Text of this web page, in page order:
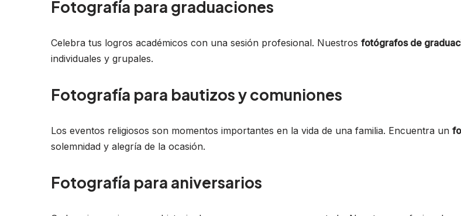
Fotografía para graduaciones
Celebra tus logros académicos con una sesión profesional. Nuestros fotógrafos de
individuales y grupales.
Fotografía para bautizos y comuniones
Los eventos religiosos son momentos importantes en la vida de una familia. Encuentra un
solemnidad y alegría de la ocasión.
Fotografía para aniversarios